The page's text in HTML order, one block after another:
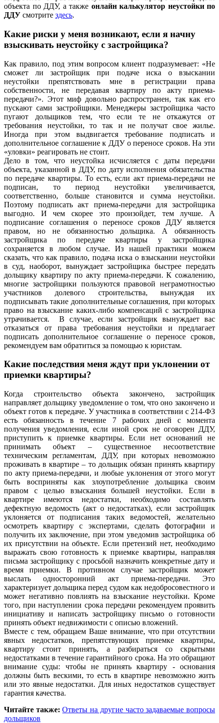
объекта по ДДУ, а также онлайн калькулятор неустойки по
ДДУ смотрите здесь.
Какие риски у меня возникают, если я начну
взыскивать неустойку с застройщика?
Как правило, под этим вопросом клиент подразумевает: «Не
сможет ли застройщик при подаче иска о взыскании
неустойки препятствовать мне в регистрации права
собственности, не передавая квартиру по акту приема-
передачи?». Этот миф довольно распространен, так как его
пускают сами застройщики. Менеджеры застройщика часто
пугают дольщиков тем, что если те не откажутся от
требования неустойки, то так и не получат свое жилье.
Иногда при этом выдвигается требование подписать и
дополнительное соглашение к ДДУ о переносе сроков. На эти
«уловки» реагировать не стоит.
Дело в том, что неустойка исчисляется с даты передачи
объекта, указанной в ДДУ, по дату исполнения обязательства
по передаче квартиры. То есть, если акт приема-передачи не
подписан, то период неустойки увеличивается,
соответственно, больше становится и сумма неустойки.
Поэтому подписать акт приема-передачи для застройщика
выгодно. И чем скорее это произойдет, тем лучше. А
подписание соглашения о переносе сроков ДДУ является
правом, но не обязанностью дольщика. А обязанность
застройщика по передаче квартиры у застройщика
сохраняется в любом случае. Из нашей практики можем
сказать, что как правило, подача иска о взыскании неустойки
в суд, наоборот, вынуждает застройщика быстрее передать
дольщику квартиру по акту приема-передачи. К сожалению,
многие застройщики пользуются правовой неграмотностью
участников долевого строительства, вынуждая их
подписывать такие дополнительные соглашения, при которых
право на взыскание каких-либо компенсаций с застройщика
утрачивается. В случае, если застройщик вынуждает вас
отказаться от права требования неустойки и предлагает
подписать дополнительное соглашение о переносе сроков,
рекомендуем вам обратиться за помощью к юристам.
Какие последствия меня ждут при уклонении от
приемки квартиры?
Когда строительство объекта закончено, застройщик
направляет дольщику уведомление о том, что оно закончено и
объект готов к передаче. У участника в соответствии с 214-ФЗ
есть обязанность в течение 7 рабочих дней с момента
получения уведомления, если иной срок не оговорен ДДУ,
приступить к приемке квартиры. Если нет оснований не
принимать объект – существенное несоответствие
техническим регламентам, ДДУ, при которых невозможно
проживать в квартире – то дольщик обязан принять квартиру
по акту приема-передачи, и любые уклонения от этого могут
быть восприняты как злоупотребление дольщика своим
правом с целью взыскания большей неустойки. Если в
квартире имеются недостатки, необходимо составлять
дефектную ведомость (акт о недостатках), если застройщик
уклоняется от подписания таких ведомостей, желательно
осмотреть квартиру с экспертами, сделать фотографии и
получить их заключение, при этом уведомив застройщика об
их присутствии на объекте. Если претензий нет, необходимо
выражать свою готовность к приемке квартиры, направляя
письма застройщику с просьбой назначить конкретные дату и
время приемки. В противном случае застройщик может
выслать односторонний акт приема-передачи. Это
характеризует дольщика перед судом как недобросовестного и
может негативно повлиять на взыскание неустойки. Кроме
того, при наступлении срока передачи рекомендуем проявить
инициативу и написать застройщику письмо о готовности
принять объект недвижимости с описью вложений.
Вместе с тем, обращаем Ваше внимание, что при отсутствии
явных недостатков, препятствующих приемке квартиры,
квартиру стоит принять, а разбираться со скрытыми
недостатками в течение гарантийного срока. На это обращают
внимание суды: чтобы не принять квартиру - основания
должны быть вескими, то есть в квартире невозможно жить
или это явные недостатки. Для иных недостатков существует
гарантия качества.
Читайте также: Ответы на другие часто задаваемые вопросы
дольщиков